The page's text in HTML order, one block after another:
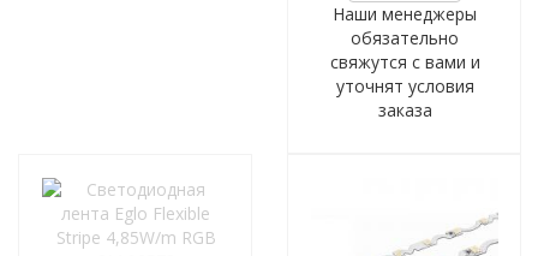
Наши менеджеры
обязательно
свяжутся с вами и
уточнят условия
заказа